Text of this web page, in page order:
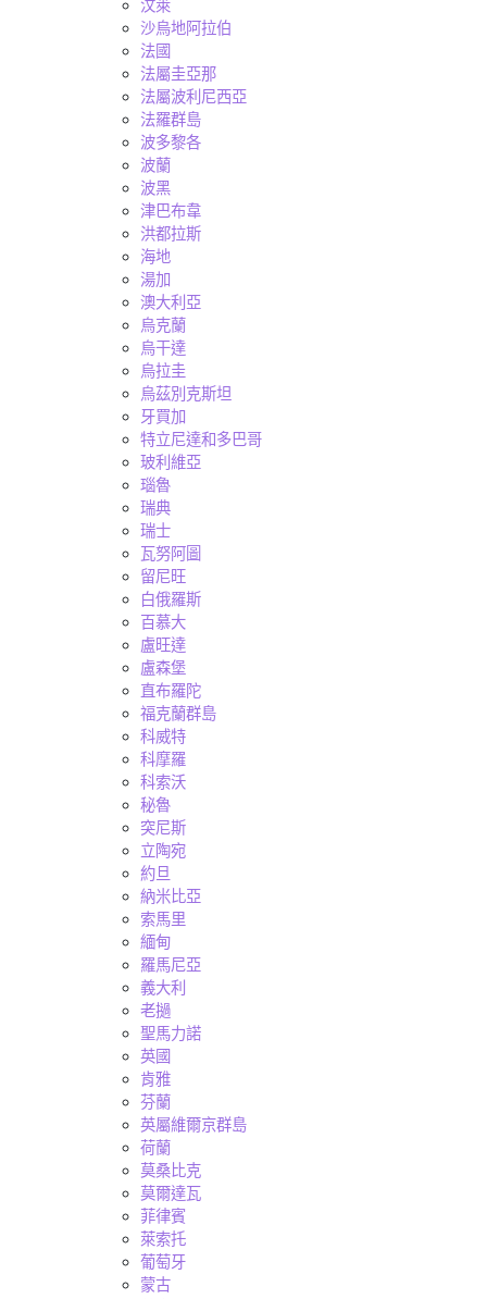
汶萊
沙烏地阿拉伯
法國
法屬圭亞那
法屬波利尼西亞
法羅群島
波多黎各
波蘭
波黑
津巴布韋
洪都拉斯
海地
湯加
澳大利亞
烏克蘭
烏干達
烏拉圭
烏茲別克斯坦
牙買加
特立尼達和多巴哥
玻利維亞
瑙魯
瑞典
瑞士
瓦努阿圖
留尼旺
白俄羅斯
百慕大
盧旺達
盧森堡
直布羅陀
福克蘭群島
科威特
科摩羅
科索沃
秘魯
突尼斯
立陶宛
約旦
納米比亞
索馬里
緬甸
羅馬尼亞
義大利
老撾
聖馬力諾
英國
肯雅
芬蘭
英屬維爾京群島
荷蘭
莫桑比克
莫爾達瓦
菲律賓
萊索托
葡萄牙
蒙古